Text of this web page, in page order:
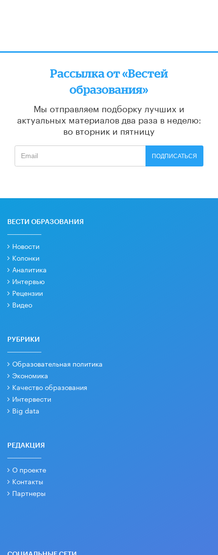
Рассылка от «Вестей
образования»
Мы отправляем подборку лучших и
актуальных материалов два раза в неделю:
во вторник и пятницу
ПОДПИСАТЬСЯ
ВЕСТИ ОБРАЗОВАНИЯ
Новости
Колонки
Аналитика
Интервью
Рецензии
Видео
РУБРИКИ
Образовательная политика
Экономика
Качество образования
Интервести
Big data
РЕДАКЦИЯ
О проекте
Контакты
Партнеры